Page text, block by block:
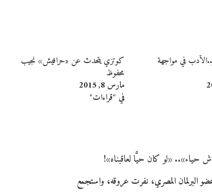
في مواجهة
كوتزي يتحدث عن «حرافيش» نجيب
محفوظ
مارس 8, 2015
في "قراءات"
حياء».. «لو كان حيًّا لعاقبناه»!
البرلمان المصري، نفرت عروقه، واستجمع